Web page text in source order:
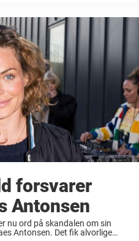
...
forsvarer
Antonsen
nu ord på skandalen om sin
Antonsen. Det fik alvorlige